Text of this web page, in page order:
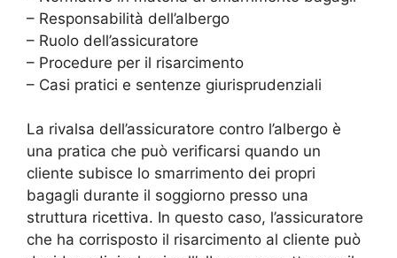
– Responsabilità dell’albergo
– Ruolo dell’assicuratore
– Procedure per il risarcimento
– Casi pratici e sentenze giurisprudenziali
La rivalsa dell’assicuratore contro l’albergo è
una pratica che può verificarsi quando un
cliente subisce lo smarrimento dei propri
bagagli durante il soggiorno presso una
struttura ricettiva. In questo caso, l’assicuratore
che ha corrisposto il risarcimento al cliente può